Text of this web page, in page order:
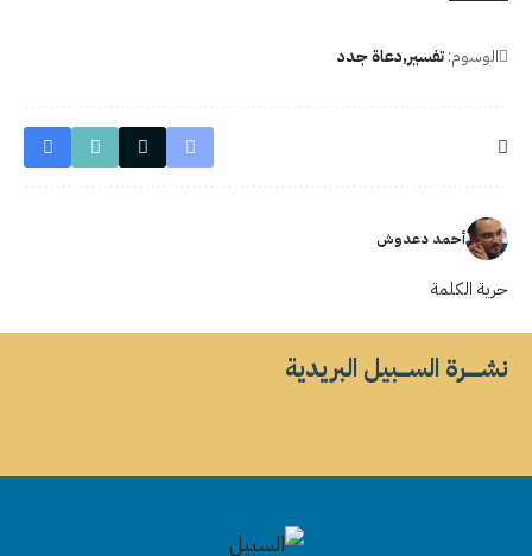
الوسوم:تفسير دعاة جدد
أحمد دعدوش
حرية الكلمة
نشــــــرة الســــبيل البريدية